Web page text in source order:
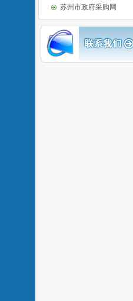
苏州市政府采购网